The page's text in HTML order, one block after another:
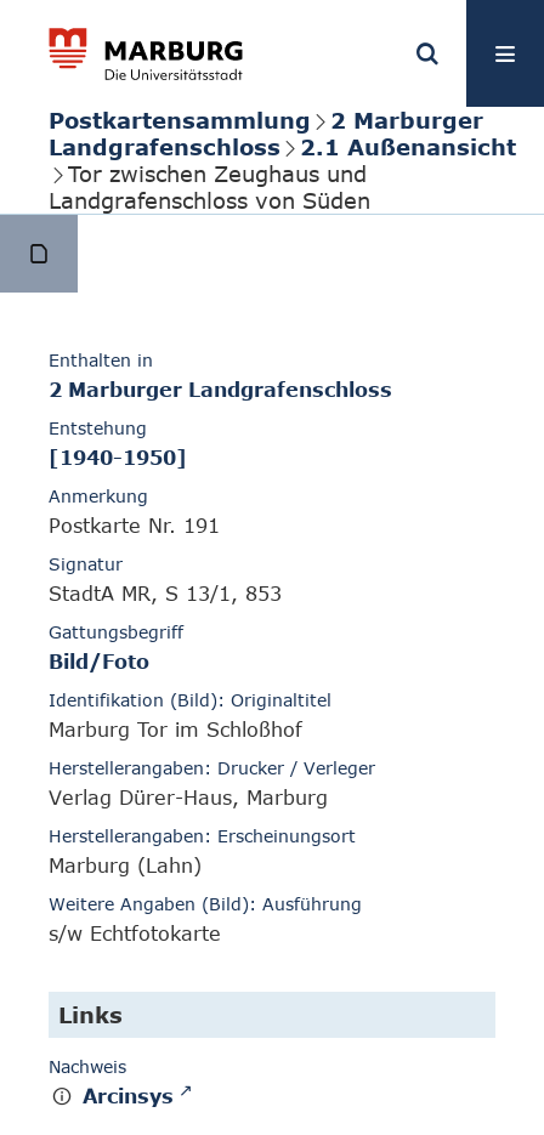
Postkartensammlung
2 Marburger
Landgrafenschloss
2.1 Außenansicht
Tor zwischen Zeughaus und
Landgrafenschloss von Süden
Enthalten in
2 Marburger Landgrafenschloss
Entstehung
[1940-1950]
Anmerkung
Postkarte Nr. 191
Signatur
StadtA MR, S 13/1, 853
Gattungsbegriff
Bild/Foto
Identifikation (Bild): Originaltitel
Marburg Tor im Schloßhof
Herstellerangaben: Drucker / Verleger
Verlag Dürer-Haus, Marburg
Herstellerangaben: Erscheinungsort
Marburg (Lahn)
Weitere Angaben (Bild): Ausführung
s/w Echtfotokarte
Links
Nachweis
Arcinsys